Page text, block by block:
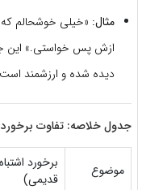
مثال: «خیلی خوشحالم
ازش پس خواستی.» این
دیده شده و ارزشمند
جدول خلاصه: تفاوت
موضوع
برخورد
قدیمی)